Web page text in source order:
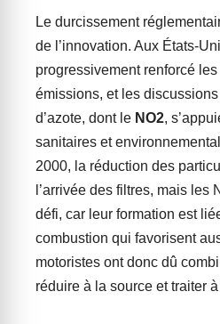
Le durcissement
de l’innovation. Aux États-
progressivement renforcé
émissions, et les
d’azote, dont le NO2,
sanitaires et
2000, la réduction des
l’arrivée des filtres, mais les
défi, car leur formation est
combustion qui favorisent
motoristes ont donc dû
réduire à la source et traiter